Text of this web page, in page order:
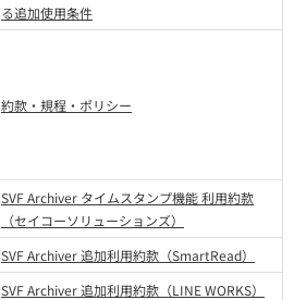
る追加使用条件
約款・規程・ポリシー
SVF Archiver タイムスタンプ機能 利用約款
（セイコーソリューションズ）
SVF Archiver 追加利用約款（SmartRead）
SVF Archiver 追加利用約款（LINE WORKS）